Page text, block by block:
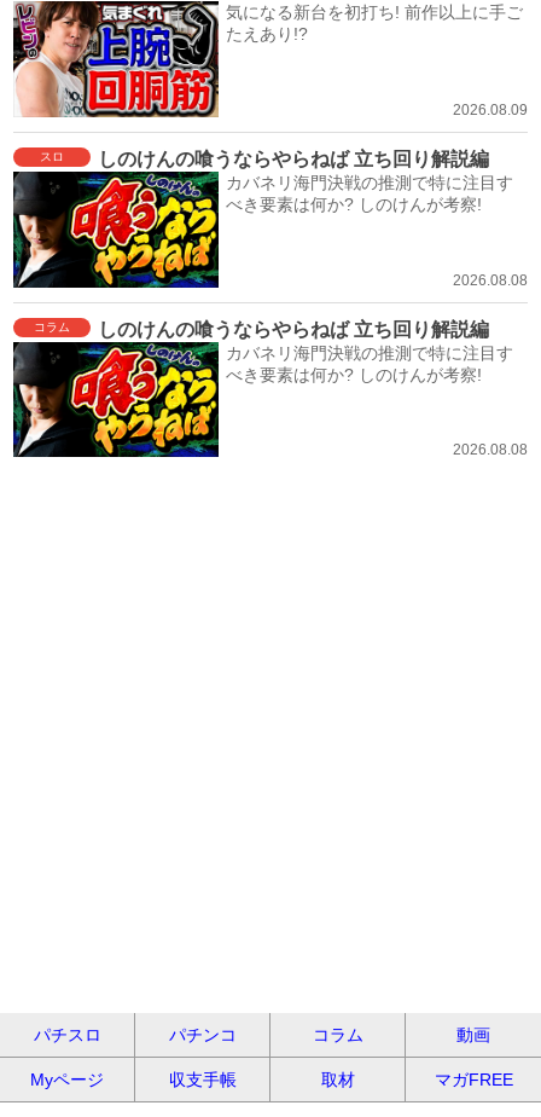
気になる新台を初打ち! 前作以上に手ご
たえあり!?
2026.08.09
スロ しのけんの喰うならやらねば 立ち回り解説編
カバネリ海門決戦の推測で特に注目す
べき要素は何か? しのけんが考察!
2026.08.08
コラム しのけんの喰うならやらねば 立ち回り解説編
カバネリ海門決戦の推測で特に注目す
べき要素は何か? しのけんが考察!
2026.08.08
パチスロ パチンコ コラム 動画
Myページ 収支手帳 取材 マガFREE